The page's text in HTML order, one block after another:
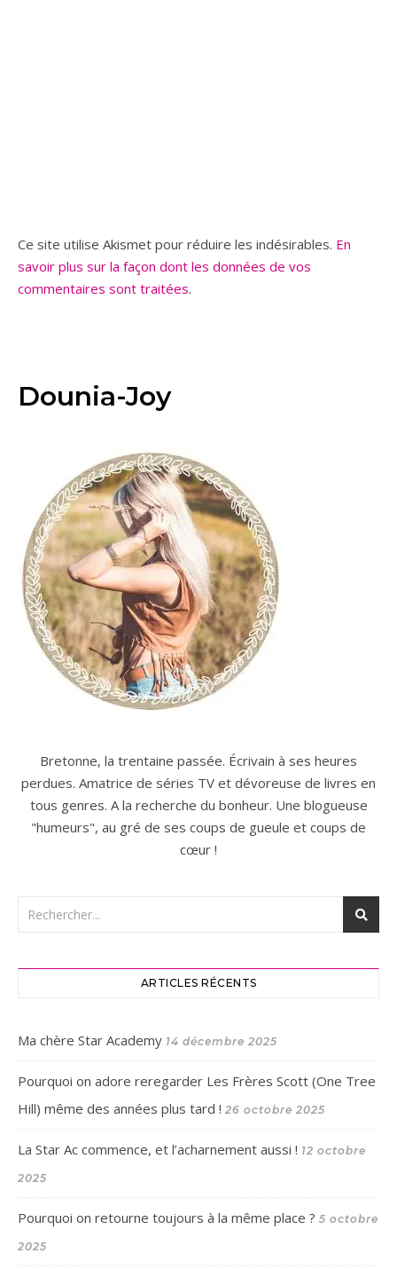
Ce site utilise Akismet pour réduire les indésirables. En
savoir plus sur la façon dont les données de vos
commentaires sont traitées.
Dounia-Joy
Bretonne, la trentaine passée. Écrivain à ses heures
perdues. Amatrice de séries TV et dévoreuse de livres en
tous genres. A la recherche du bonheur. Une blogueuse
"humeurs", au gré de ses coups de gueule et coups de
cœur !
ARTICLES RÉCENTS
Ma chère Star Academy 14 décembre 2025
Pourquoi on adore reregarder Les Frères Scott (One Tree
Hill) même des années plus tard ! 26 octobre 2025
La Star Ac commence, et l’acharnement aussi ! 12 octobre
2025
Pourquoi on retourne toujours à la même place ? 5 octobre
2025